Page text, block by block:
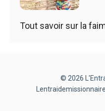
Tout savoir sur la
© 2026